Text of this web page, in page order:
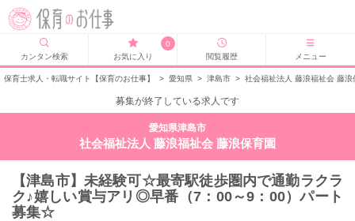
カンタン検索
0
お気に入り
閲覧履歴 メニュー
保育士求人・転職サイト【保育のお仕事】 > 愛知県 > 津島市 > 社会福祉法人 藤浪福祉会 藤
募集が終了している求人です
愛知県津島市
社会福祉法人 藤浪福祉会 藤浪保育園
【津島市】未経験可☆最寄駅徒歩圏内で通勤ラクラ
ク♪嬉しい賞与アリ◎早番（7：00～9：00）パート
募集☆